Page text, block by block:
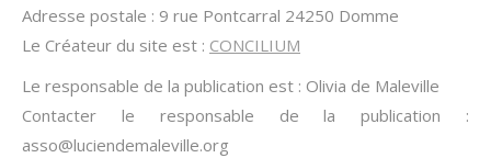
Adresse postale : 9 rue Pontcarral 24250 Domme
Le Créateur du site est : CONCILIUM
Le responsable de la publication est : Olivia de Maleville
Contacter le responsable de la publication :
asso@luciendemaleville.org